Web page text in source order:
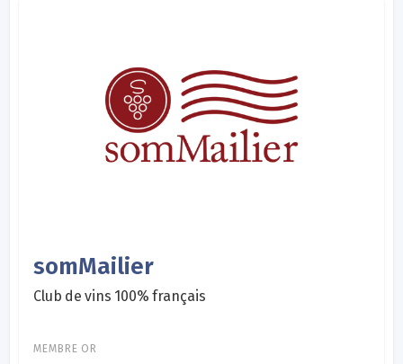
somMailier
Club de vins 100% français
MEMBRE OR